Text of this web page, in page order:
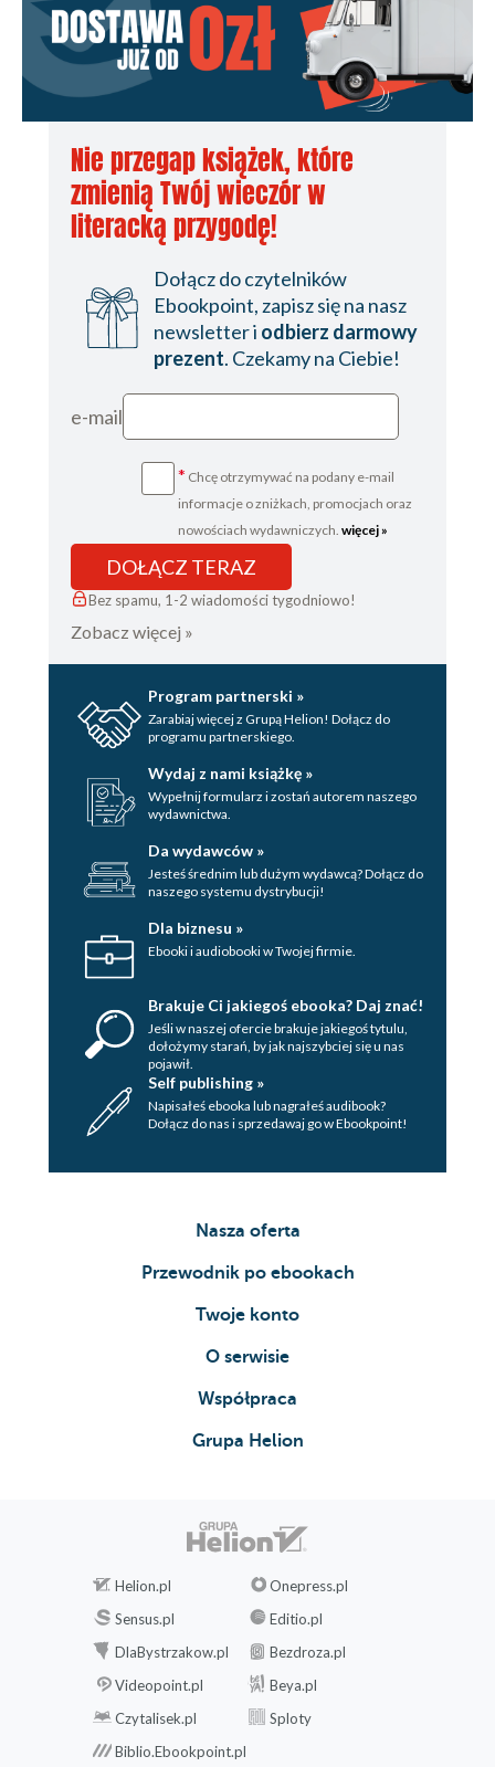
Nie przegap książek, które
zmienią Twój wieczór w
literacką przygodę!
Dołącz do czytelników
Ebookpoint, zapisz się na nasz
newsletter i odbierz darmowy
prezent. Czekamy na Ciebie!
e-mail
* Chcę otrzymywać na podany e-mail
informacje o zniżkach, promocjach oraz
nowościach wydawniczych. więcej »
DOŁĄCZ TERAZ
Bez spamu, 1-2 wiadomości tygodniowo!
Zobacz więcej »
Program partnerski »
Zarabiaj więcej z Grupą Helion! Dołącz do
programu partnerskiego.
Wydaj z nami książkę »
Wypełnij formularz i zostań autorem naszego
wydawnictwa.
Da wydawców »
Jesteś średnim lub dużym wydawcą? Dołącz do
naszego systemu dystrybucji!
Dla biznesu »
Ebooki i audiobooki w Twojej firmie.
Brakuje Ci jakiegoś ebooka? Daj znać!
Jeśli w naszej ofercie brakuje jakiegoś tytulu,
dołożymy starań, by jak najszybciej się u nas
pojawił.
Self publishing »
Napisałeś ebooka lub nagrałeś audibook?
Dołącz do nas i sprzedawaj go w Ebookpoint!
Nasza oferta
Przewodnik po ebookach
Twoje konto
O serwisie
Współpraca
Grupa Helion
Helion.pl
Onepress.pl
Sensus.pl
Editio.pl
DlaBystrzakow.pl
Bezdroza.pl
Videopoint.pl
Beya.pl
Czytalisek.pl
Sploty
Biblio.Ebookpoint.pl